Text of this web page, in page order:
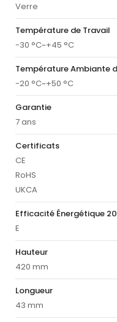
Verre
Température de Travail
-30 °C~+45 °C
Température Ambiante
-20 °C~+50 °C
Garantie
7 ans
Certificats
CE
RoHS
UKCA
Efficacité Énergétique
E
Hauteur
420 mm
Longueur
43 mm